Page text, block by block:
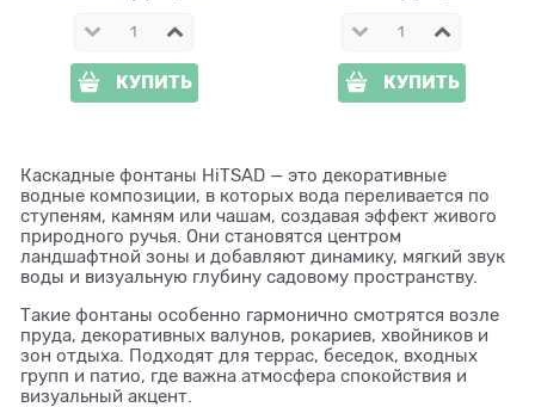
КУПИТЬ КУПИТЬ
Каскадные фонтаны HiTSAD — это декоративные
водные композиции, в которых вода переливается по
ступеням, камням или чашам, создавая эффект живого
природного ручья. Они становятся центром
ландшафтной зоны и добавляют динамику, мягкий звук
воды и визуальную глубину садовому пространству.
Такие фонтаны особенно гармонично смотрятся возле
пруда, декоративных валунов, рокариев, хвойников и
зон отдыха. Подходят для террас, беседок, входных
групп и патио, где важна атмосфера спокойствия и
визуальный акцент.